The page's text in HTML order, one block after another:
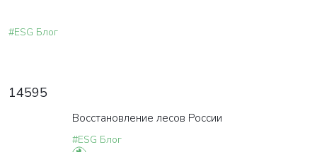
#ESG Блог
14595
Восстановление лесов России
#ESG Блог